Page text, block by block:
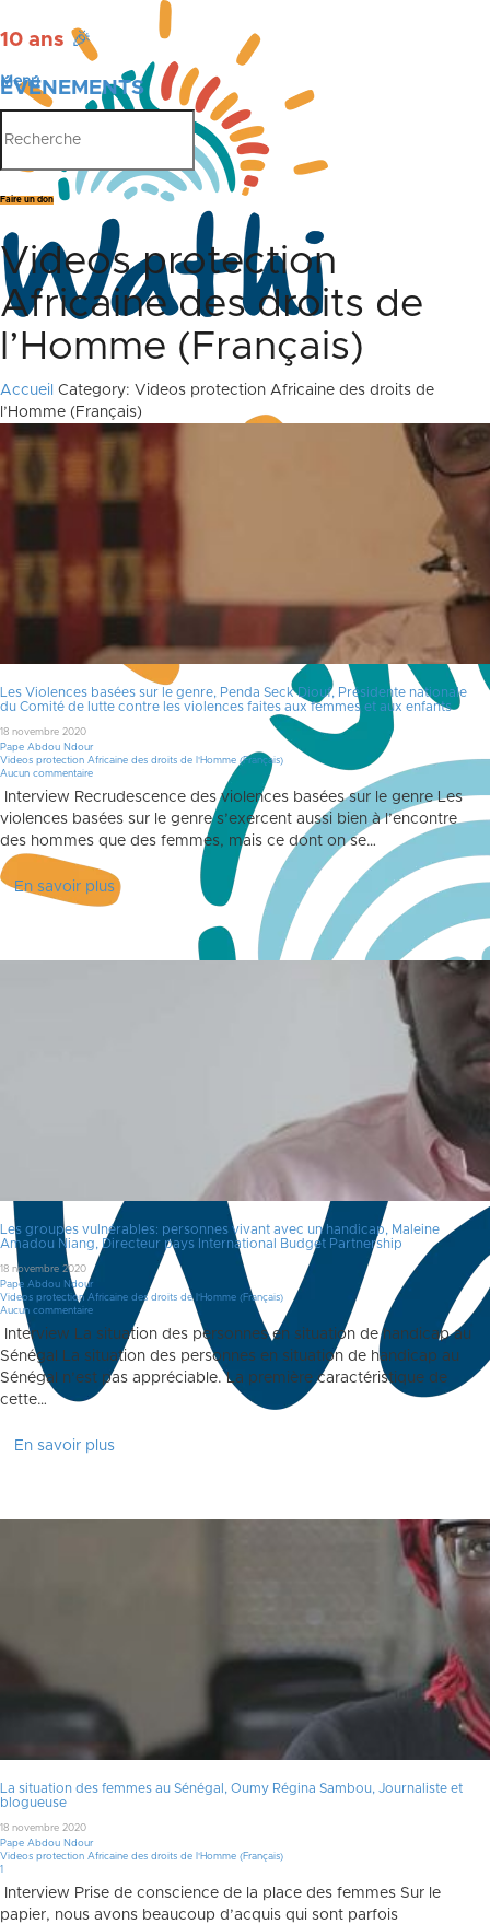
10 ans 🎉
ÉVÉNEMENTS
PUBLICATIONS
Menu
Faire un don
Videos protection
Africaine des droits de
l’Homme (Français)
Accueil Category: Videos protection Africaine des droits de
l’Homme (Français)
Les Violences basées sur le genre, Penda Seck Diouf, Présidente nationale
du Comité de lutte contre les violences faites aux femmes et aux enfants
18 novembre 2020
Pape Abdou Ndour
Videos protection Africaine des droits de l'Homme (Français)
Aucun commentaire
Interview Recrudescence des violences basées sur le genre Les
violences basées sur le genre s’exercent aussi bien à l’encontre
des hommes que des femmes, mais ce dont on se…
En savoir plus
Les groupes vulnérables: personnes vivant avec un handicap, Maleine
Amadou Niang, Directeur pays International Budget Partnership
18 novembre 2020
Pape Abdou Ndour
Videos protection Africaine des droits de l'Homme (Français)
Aucun commentaire
Interview La situation des personnes en situation de handicap au
Sénégal La situation des personnes en situation de handicap au
Sénégal n’est pas appréciable. La première caractéristique de
cette…
En savoir plus
La situation des femmes au Sénégal, Oumy Régina Sambou, Journaliste et
blogueuse
18 novembre 2020
Pape Abdou Ndour
Videos protection Africaine des droits de l'Homme (Français)
1
Interview Prise de conscience de la place des femmes Sur le
papier, nous avons beaucoup d’acquis qui sont parfois